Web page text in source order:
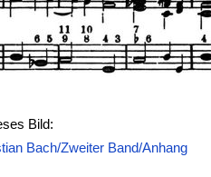
Bild:
Bach/Zweiter Band/Anhang